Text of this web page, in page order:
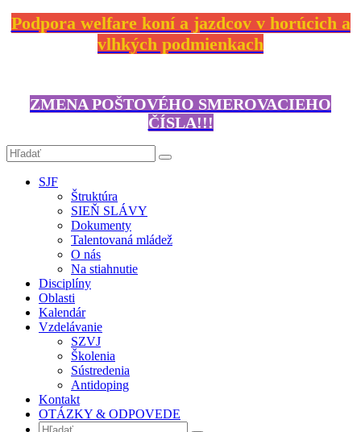
Podpora welfare koní a jazdcov v horúcich a
vlhkých podmienkach
ZMENA POŠTOVÉHO SMEROVACIEHO
ČÍSLA!!!
SJF
Štruktúra
SIEŇ SLÁVY
Dokumenty
Talentovaná mládež
O nás
Na stiahnutie
Disciplíny
Oblasti
Kalendár
Vzdelávanie
SZVJ
Školenia
Sústredenia
Antidoping
Kontakt
OTÁZKY & ODPOVEDE